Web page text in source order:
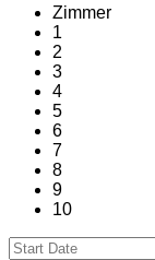
Zimmer
1
2
3
4
5
6
7
8
9
10